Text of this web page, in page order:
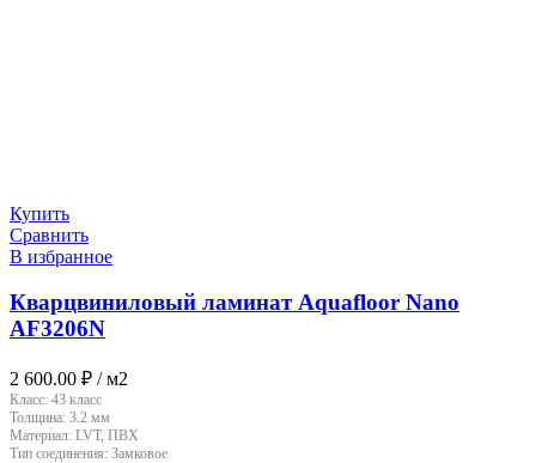
Купить
Сравнить
В избранное
Кварцвиниловый ламинат Aquafloor Nano
AF3206N
2 600.00 ₽ / м2
Класс: 43 класс
Толщина: 3.2 мм
Материал: LVT, ПВХ
Тип соединения: Замковое